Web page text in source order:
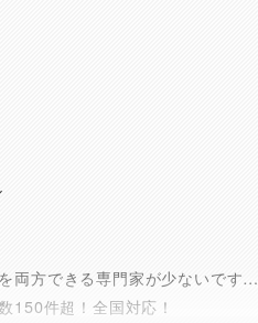
両方できる専門家が少ないです…
150件超！全国対応！